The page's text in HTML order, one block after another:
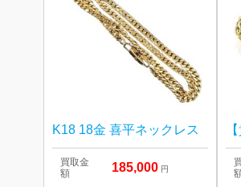
K18 18金 喜平ネックレス
買取金
額
185,000 円